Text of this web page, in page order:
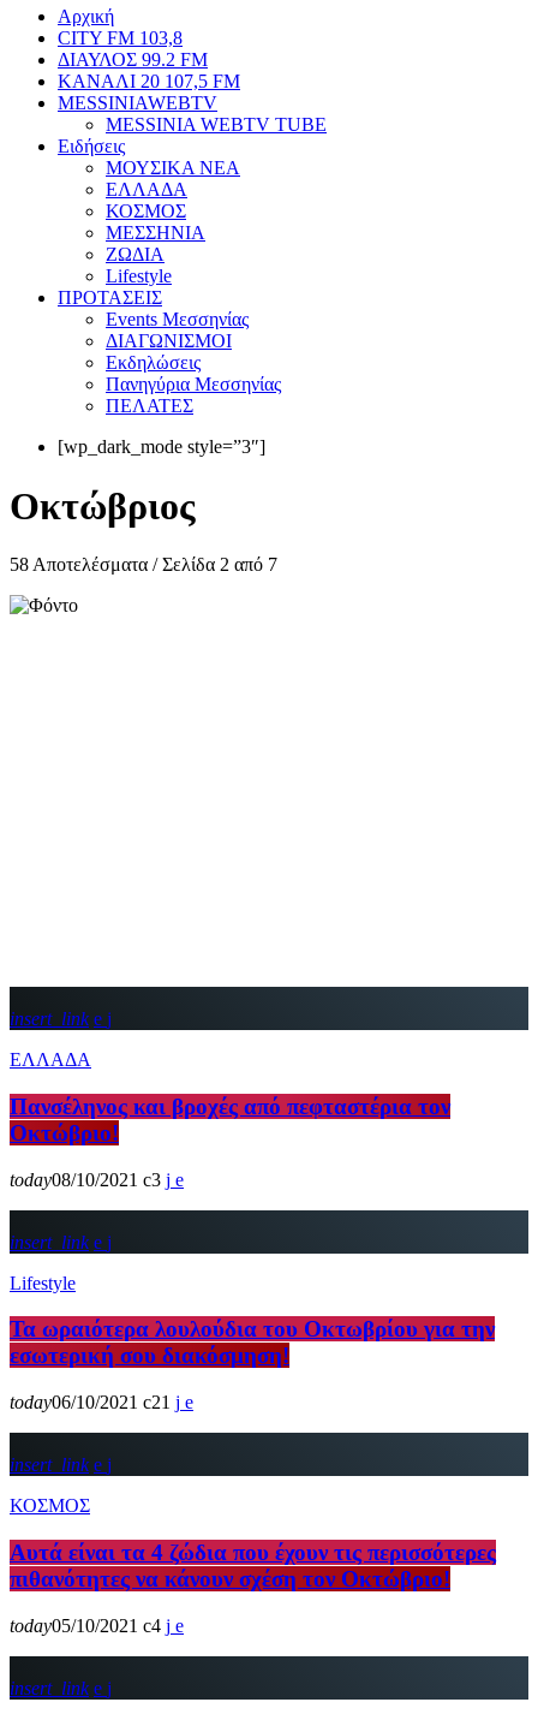
Αρχική
CITY FM 103,8
ΔΙΑΥΛΟΣ 99.2 FM
ΚΑΝΑΛΙ 20 107,5 FM
MESSINIAWEBTV
MESSINIA WEBTV TUBE
Eιδήσεις
ΜΟΥΣΙΚΑ ΝΕΑ
ΕΛΛΑΔΑ
ΚΟΣΜΟΣ
ΜΕΣΣΗΝΙΑ
ΖΩΔΙΑ
Lifestyle
ΠΡΟΤΑΣΕΙΣ
Events Μεσσηνίας
ΔΙΑΓΩΝΙΣΜΟΙ
Εκδηλώσεις
Πανηγύρια Μεσσηνίας
ΠΕΛΑΤΕΣ
[wp_dark_mode style=”3″]
Οκτώβριος
58 Αποτελέσματα / Σελίδα 2 από 7
insert_link
ΕΛΛΑΔΑ
Πανσέληνος και βροχές από πεφταστέρια τον
Οκτώβριο!
today08/10/2021 3
insert_link
Lifestyle
Τα ωραιότερα λουλούδια του Οκτωβρίου για την
εσωτερική σου διακόσμηση!
today06/10/2021 21
insert_link
ΚΟΣΜΟΣ
Αυτά είναι τα 4 ζώδια που έχουν τις περισσότερες
πιθανότητες να κάνουν σχέση τον Οκτώβριο!
today05/10/2021 4
insert_link